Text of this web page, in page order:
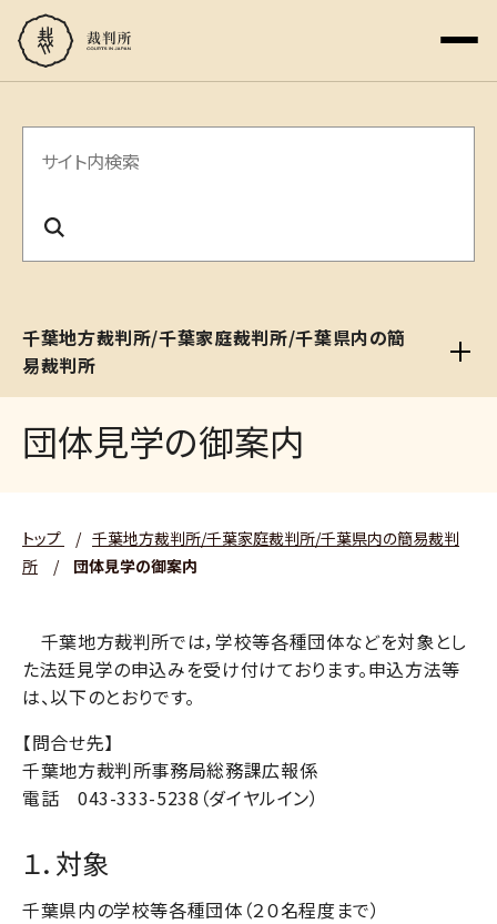
サ
内
索
千葉地方裁判所/千葉家庭裁判所/千葉県内の簡
易裁判所
団体見学の御案内
トップ / 千葉地方裁判所/千葉家庭裁判所/千葉県内の簡易裁判
所
/ 団体見学の御案内
千葉地方裁判所では，学校等各種団体などを対象とし
た法廷見学の申込みを受け付けております。申込方法等
は、以下のとおりです。
【問合せ先】
千葉地方裁判所事務局総務課広報係
電話 043-333-5238（ダイヤルイン）
１．対象
千葉県内の学校等各種団体（２０名程度まで）